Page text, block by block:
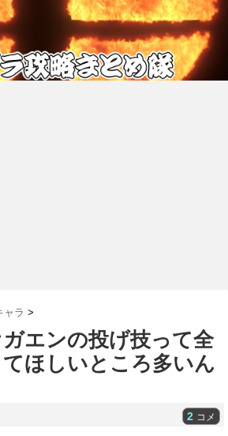
ャラ >
ガエンの投げ技って全
ほしいところ多いん
2 コメ